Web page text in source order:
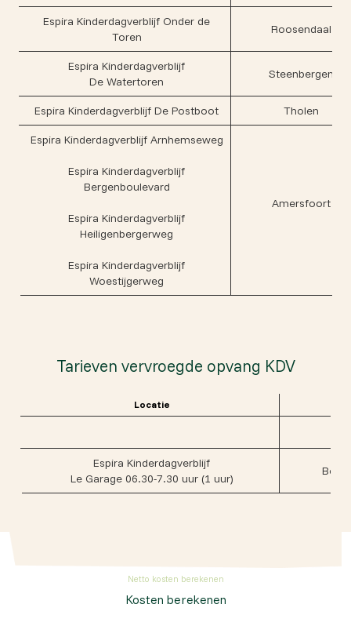
Espira Kinderdagverblijf Onder de
Toren
Roosendaal
Espira Kinderdagverblijf
De Watertoren
Steenbergen
Espira Kinderdagverblijf De Postboot Tholen
Espira Kinderdagverblijf Arnhemseweg
Espira Kinderdagverblijf
Bergenboulevard
Espira Kinderdagverblijf
Heiligenbergerweg
Espira Kinderdagverblijf
Woestijgerweg
Amersfoort
Tarieven vervroegde opvang KDV
Locatie
Espira Kinderdagverblijf
Le Garage 06.30-7.30 uur (1 uur)
Netto kosten berekenen
Kosten berekenen